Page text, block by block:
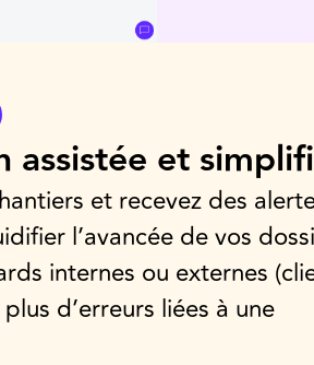
assistée et
et recevez des
l’avancée de vos
internes ou externes
d’erreurs liées à une